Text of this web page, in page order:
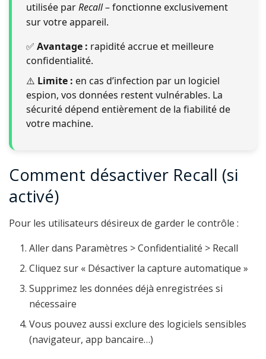
utilisée parRecall– fonctionne exclusivement
sur votre appareil.
✅ Avantage : rapidité accrue et meilleure
confidentialité.
⚠️ Limite : en cas d’infection par un logiciel
espion, vos données restent vulnérables. La
sécurité dépend entièrement de la fiabilité de
votre machine.
Comment désactiver Recall (si
activé)
Pour les utilisateurs désireux de garder le contrôle :
Aller dans Paramètres > Confidentialité > Recall
Cliquez sur « Désactiver la capture automatique »
Supprimez les données déjà enregistrées si
nécessaire
Vous pouvez aussi exclure des logiciels sensibles
(navigateur, app bancaire…)